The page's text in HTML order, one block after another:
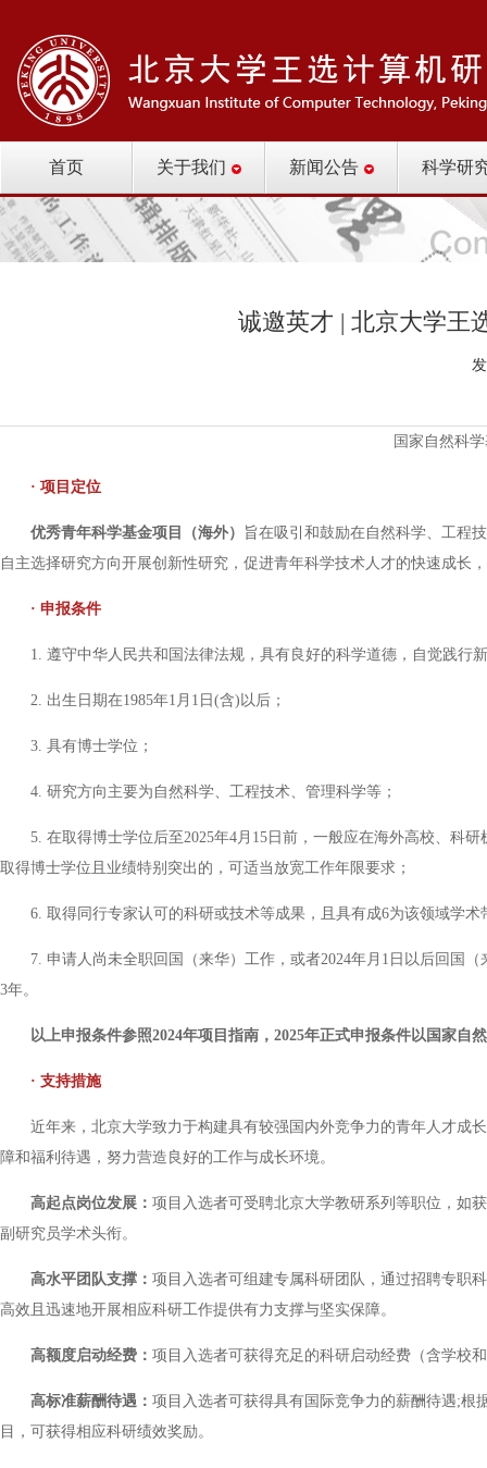
首页 关于我们 新闻公告 科学研
诚邀英才 | 北京大学王
国家自然科
· 项目定位
优秀青年科学基金项目（海外）
旨在吸引和鼓励在自然科学、工程
自主选择研究方向开展创新性研究，促进青年科学技术人才的快速成长
· 申报条件
1. 遵守中华人民共和国法律法规，具有良好的科学道德，自觉践行
2. 出生日期在1985年1月1日(含)以后；
3. 具有博士学位；
4. 研究方向主要为自然科学、工程技术、管理科学等；
5. 在取得博士学位后至2025年4月15日前，一般应在海外高校、科
取得博士学位且业绩特别突出的，可适当放宽工作年限要求；
6. 取得同行专家认可的科研或技术等成果，且具有成6为该领域学
7. 申请人尚未全职回国（来华）工作，或者2024年月1日以后回国
3年。
以上申报条件参照2024年项目指南，2025年正式申报条件以国家自
· 支持措施
近年来，北京大学致力于构建具有较强国内外竞争力的青年人才成
障和福利待遇，努力营造良好的工作与成长环境。
高起点岗位发展： 项目入选者可受聘北京大学教研系列等职位，如
副研究员学术头衔。
高水平团队支撑： 项目入选者可组建专属科研团队，通过招聘专职
高效且迅速地开展相应科研工作提供有力支撑与坚实保障。
高额度启动经费： 项目入选者可获得充足的科研启动经费（含学校
高标准薪酬待遇： 项目入选者可获得具有国际竞争力的薪酬待遇;根
目，可获得相应科研绩效奖励。